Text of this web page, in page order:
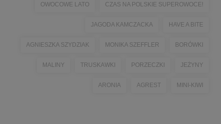
OWOCOWE LATO CZAS NA POLSKIE SUPEROWOCE!
JAGODA KAMCZACKA HAVE A BITE
AGNIESZKA SZYDZIAK MONIKA SZEFFLER BORÓWKI
MALINY TRUSKAWKI PORZECZKI JEŻYNY
ARONIA AGREST MINI-KIWI